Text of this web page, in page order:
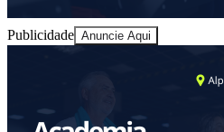
Publicidade Anuncie Aqui